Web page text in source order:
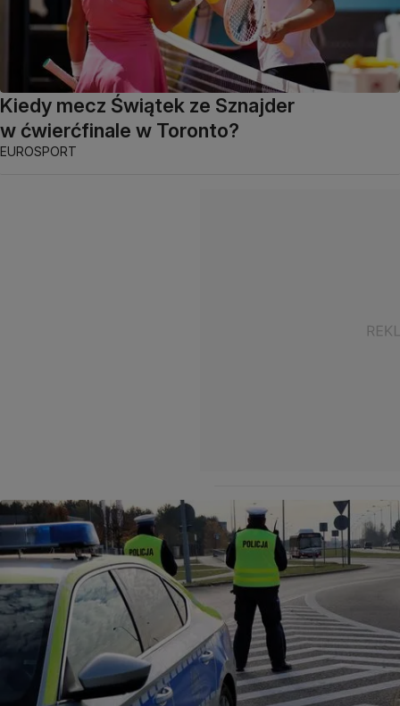
Kiedy mecz Świątek ze Sznajder
w ćwierćfinale w Toronto?
EUROSPORT